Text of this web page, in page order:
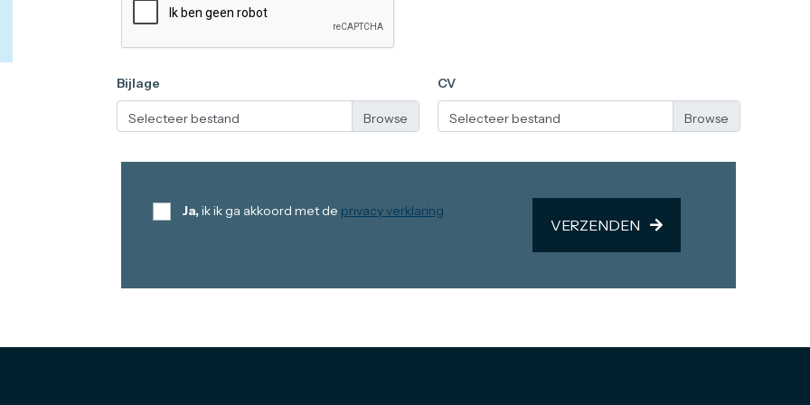
Bijlage
Selecteer bestand
CV
Selecteer bestand
Ja,ik ik ga akkoord met de privacy verklaring
VERZENDEN